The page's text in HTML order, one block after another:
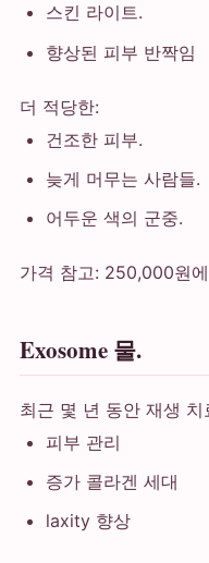
스킨 라이트.
향상된 피부 반짝임
더 적당한:
건조한 피부.
늦게 머무는 사람들.
어두운 색의 군중.
가격 참고: 250,000원
Exosome 물.
최근 몇 년 동안 재생
피부 관리
증가 콜라겐 세대
laxity 향상